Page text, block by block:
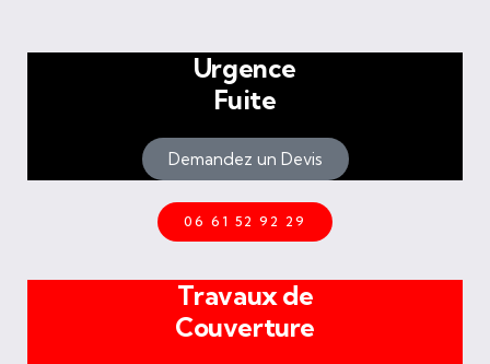
Urgence
Fuite
Demandez un Devis
06 61 52 92 29
Travaux de
Couverture